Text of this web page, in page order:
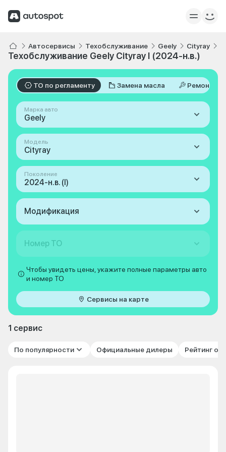
Автосервисы Техобслуживание Geely Cityray
Техобслуживание Geely Cityray I (2024-н.в.)
ТО по регламенту Замена масла Ремонт
Марка авто
Geely
Модель
Cityray
Поколение
2024-н.в. (I)
Модификация
Номер ТО
Чтобы увидеть цены, укажите полные параметры авто
и номер ТО
Сервисы на карте
1 сервис
По популярности Официальные дилеры Рейтинг